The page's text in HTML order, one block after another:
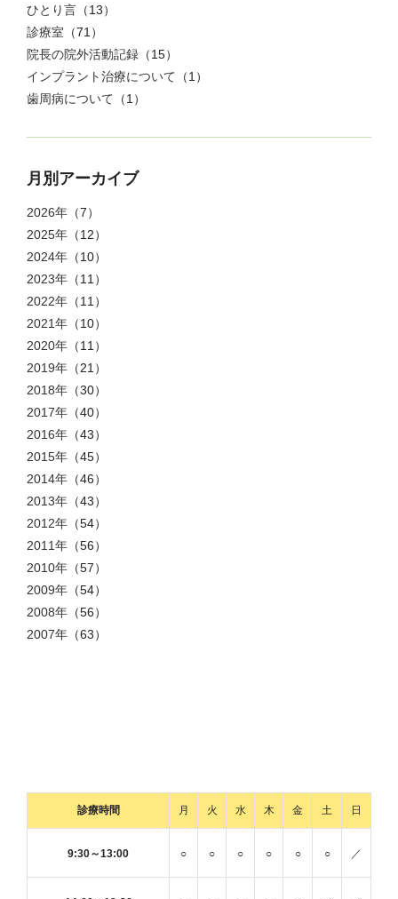
ひとり言 （13）
診療室 （71）
院長の院外活動記録 （15）
インプラント治療について （1）
歯周病について （1）
月別アーカイブ
2026年 （7）
2025年 （12）
2024年 （10）
2023年 （11）
2022年 （11）
2021年 （10）
2020年 （11）
2019年 （21）
2018年 （30）
2017年 （40）
2016年 （43）
2015年 （45）
2014年 （46）
2013年 （43）
2012年 （54）
2011年 （56）
2010年 （57）
2009年 （54）
2008年 （56）
2007年 （63）
診療時間 月 火 水 木 金 土 日
9:30～13:00 ○ ○ ○ ○ ○ ○ ／